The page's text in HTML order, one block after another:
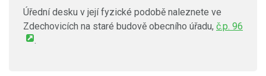
Úřední desku v její fyzické podobě naleznete ve
Zdechovicích na staré budově obecního úřadu, č.p. 96
.